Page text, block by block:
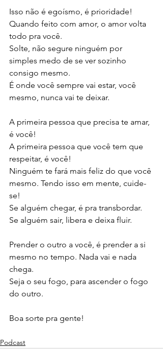
Isso não é egoísmo, é prioridade!
Quando feito com amor, o amor volta
todo pra você.
Solte, não segure ninguém por
simples medo de se ver sozinho
consigo mesmo.
É onde você sempre vai estar, você
mesmo, nunca vai te deixar.
A primeira pessoa que precisa te amar,
é você!
A primeira pessoa que você tem que
respeitar, é você!
Ninguém te fará mais feliz do que você
mesmo. Tendo isso em mente, cuide-
se!
Se alguém chegar, é pra transbordar.
Se alguém sair, libera e deixa fluir.
Prender o outro a você, é prender a si
mesmo no tempo. Nada vai e nada
chega.
Seja o seu fogo, para ascender o fogo
do outro.
Boa sorte pra gente!
Podcast